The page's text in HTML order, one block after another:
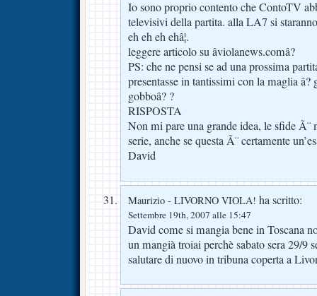
Io sono proprio contento che ContoTV
televisivi della partita. alla LA7 si
eh eh eh ehâ¦.
leggere articolo su âviolanews.comâ?
PS: che ne pensi se ad una prossima
presentasse in tantissimi con la maglia
gobboâ? ?
RISPOSTA
Non mi pare una grande idea, le sfide Ã¨
serie, anche se questa Ã¨ certamente
David
Maurizio - LIVORNO VIOLA! ha scritto:
Settembre 19th, 2007 alle 15:47
David come si mangia bene in Toscana
un mangià troiai perchè sabato sera 29/9
salutare di nuovo in tribuna coperta a